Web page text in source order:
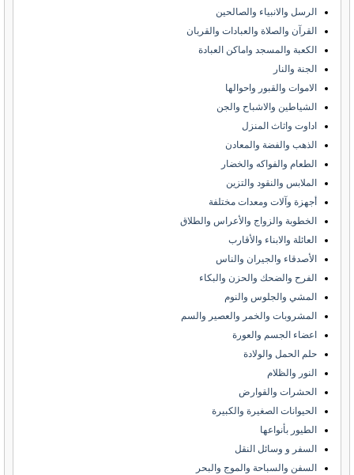
الرسل والانبياء والصالحين
القرآن والصلاة والعبادات والقربان
الكعبة والمسجد واماكن العبادة
الجنة والنار
الاموات والقبور واحوالها
الشياطين والاشباح والجن
اداوت واثاث المنزل
الذهب والفضة والمعادن
الطعام والفواكه والخضار
الملابس والنقود والتزين
أجهزة وآلات ومعدات مختلفة
الخطوبة والزواج والأعراس والطلاق
العائلة والابناء والأقارب
الأصدقاء والجيران والناس
الفرح والضحك والحزن والبكاء
المشي والجلوس والنوم
المشروبات والخمر والعصير والسم
اعضاء الجسم والعورة
حلم الحمل والولادة
النور والظلام
الحشرات والقوارض
الحيوانات الصغيرة والكبيرة
الطيور بأنواعها
السفر و وسائل النقل
السفن والسباحة والموج والبحر